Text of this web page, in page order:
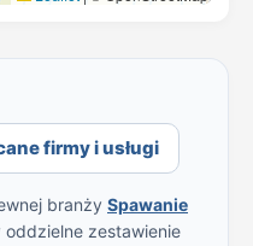
firmy i usługi
branży Spawanie
zestawienie